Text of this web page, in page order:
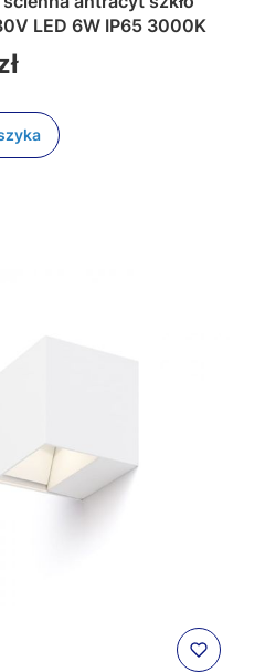
LED 6W IP65 3000K